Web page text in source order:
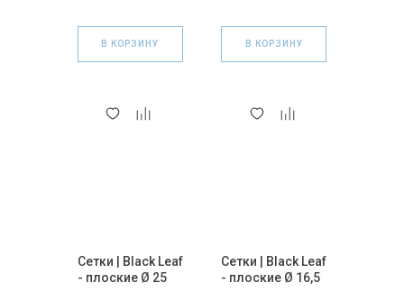
В КОРЗИНУ В КОРЗИНУ
Сетки | Black Leaf
- плоские Ø 25
Сетки | Black Leaf
- плоские Ø 16,5